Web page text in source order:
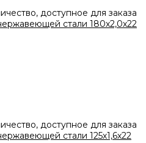
доступное для заказа
стали 180х2,0х22
доступное для заказа
стали 125х1,6х22